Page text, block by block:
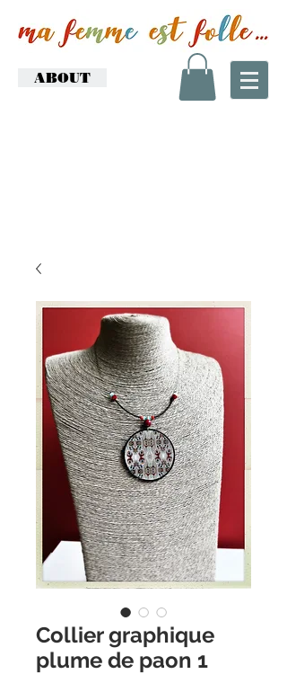
ABOUT
Collier graphique
plume de paon 1